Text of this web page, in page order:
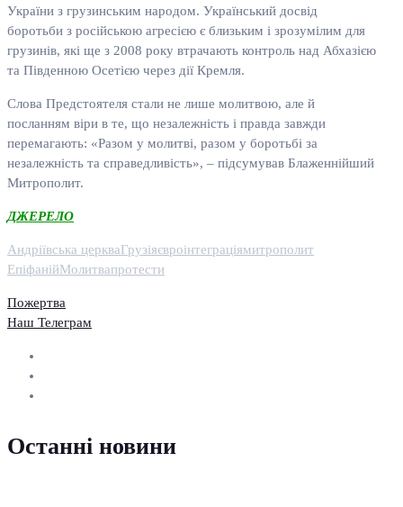
України з грузинським народом. Український досвід
боротьби з російською агресією є близьким і зрозумілим для
грузинів, які ще з 2008 року втрачають контроль над Абхазією
та Південною Осетією через дії Кремля.
Слова Предстоятеля стали не лише молитвою, але й
посланням віри в те, що незалежність і правда завжди
перемагають: «Разом у молитві, разом у боротьбі за
незалежність та справедливість», – підсумував Блаженнійший
Митрополит.
ДЖЕРЕЛО
Андріївська церкваГрузіяєвроінтеграціямитрополит
ЕпіфанійМолитвапротести
Пожертва
Наш Телеграм
Останні новини